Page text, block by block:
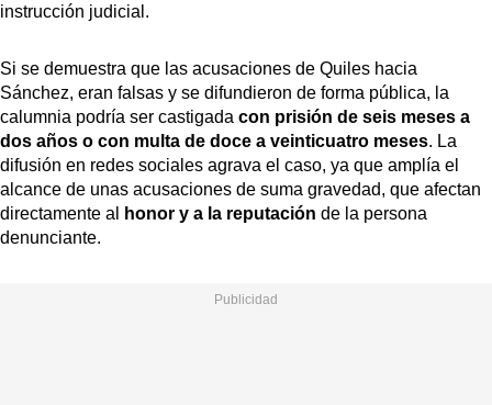
instrucción judicial.
Si se demuestra que las acusaciones de Quiles hacia
Sánchez, eran falsas y se difundieron de forma pública, la
calumnia podría ser castigada con prisión de seis meses a
dos años o con multa de doce a veinticuatro meses. La
difusión en redes sociales agrava el caso, ya que amplía el
alcance de unas acusaciones de suma gravedad, que afectan
directamente al
honor y a la reputación de la persona
denunciante.